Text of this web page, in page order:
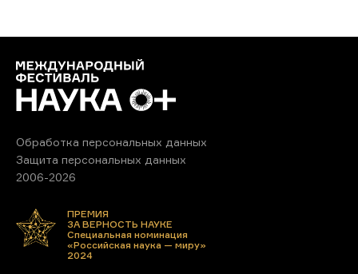
Обработка персональных данных
Защита персональных данных
2006-2026
ПРЕМИЯ
ЗА ВЕРНОСТЬ НАУКЕ
Специальная номинация
«Российская наука — миру»
2024